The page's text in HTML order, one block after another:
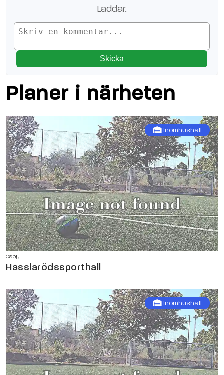
Laddar..
Skicka
Planer i närheten
Inomhushall
Osby
Hasslarödssporthall
Inomhushall